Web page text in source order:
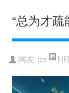
“总为才
网友:jzz